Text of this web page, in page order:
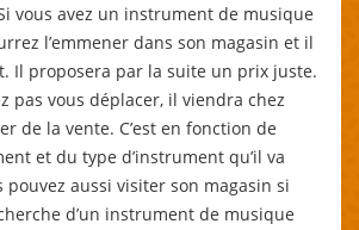
vous avez un instrument de musique
l’emmener dans son magasin et il
Il proposera par la suite un prix juste.
pas vous déplacer, il viendra chez
de la vente. C’est en fonction de
et du type d’instrument qu’il va
pouvez aussi visiter son magasin si
d’un instrument de musique